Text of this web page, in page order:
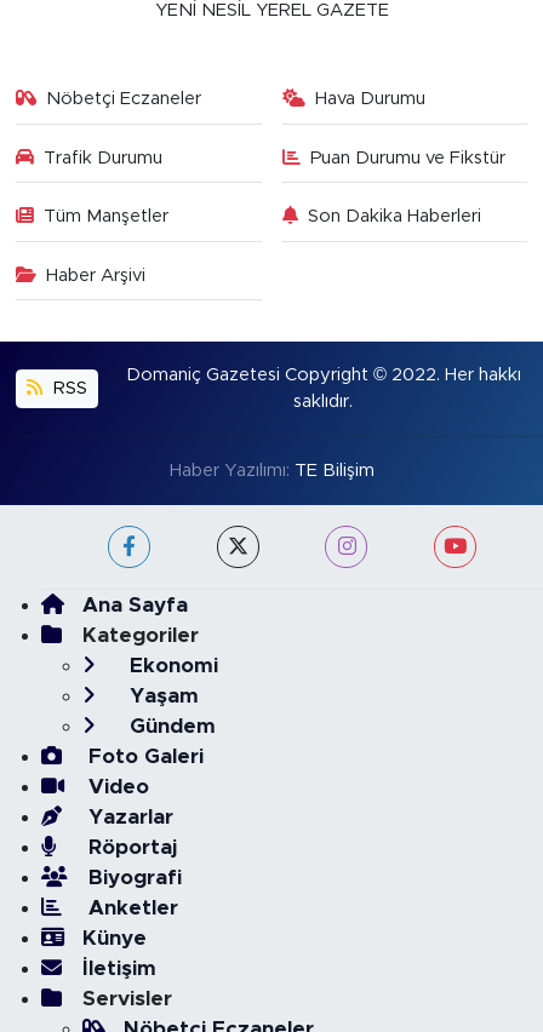
YENİ NESİL YEREL GAZETE
Nöbetçi Eczaneler Hava Durumu
Trafik Durumu Puan Durumu ve Fikstür
Tüm Manşetler Son Dakika Haberleri
Haber Arşivi
RSS
Domaniç Gazetesi Copyright © 2022. Her hakkı
saklıdır.
Haber Yazılımı: TE Bilişim
Ana Sayfa
Kategoriler
Ekonomi
Yaşam
Gündem
Foto Galeri
Video
Yazarlar
Röportaj
Biyografi
Anketler
Künye
İletişim
Servisler